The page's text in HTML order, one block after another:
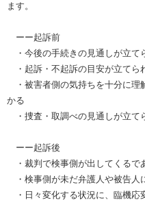
ます。
ーー起訴前
・今後の手続きの見通しが立て
・起訴・不起訴の目安が立てら
・被害者側の気持ちを十分に理
かる
・捜査・取調べの見通しが立て
ーー起訴後
・裁判で検事側が出してくるで
・検事側が未だ弁護人や被告人
・日々変化する状況に、臨機応